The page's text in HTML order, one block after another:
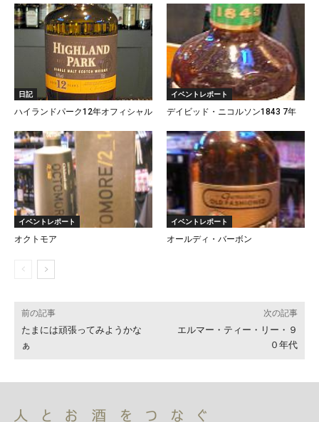
日記
ハイランドパーク12年オフィシャル
イベントレポート
デイビッド・ニコルソン1843 7年
イベントレポート
オクトモア
イベントレポート
オールディ・バーボン
前の記事
たまには頑張ってみようかな
ぁ
次の記事
エルマー・ティー・リー・９
０年代